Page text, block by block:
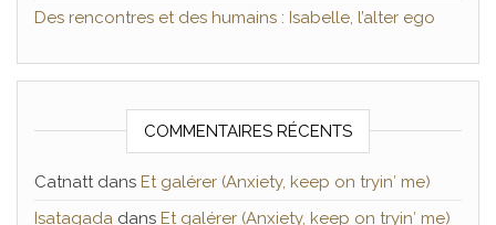
Des rencontres et des humains : Isabelle, l’alter ego
COMMENTAIRES RÉCENTS
Catnattdans Et galérer (Anxiety, keep on tryin′ me)
Isatagada dans Et galérer (Anxiety, keep on tryin′ me)